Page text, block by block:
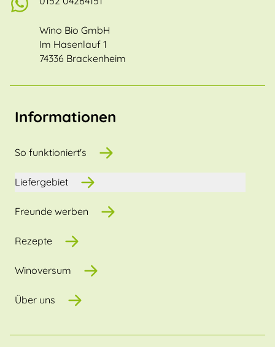
Wino Bio GmbH
Im Hasenlauf 1
74336 Brackenheim
Informationen
So funktioniert's
Liefergebiet
Freunde werben
Rezepte
Winoversum
Über uns